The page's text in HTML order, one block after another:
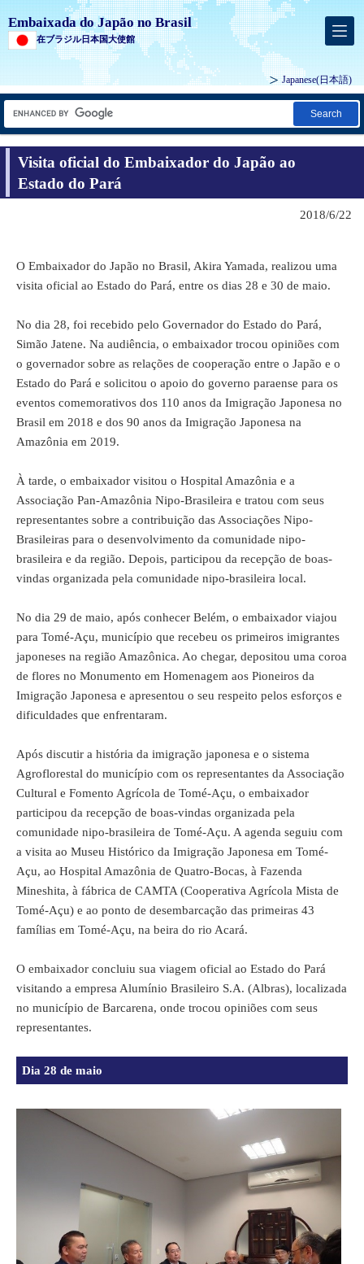
Embaixada do Japão no Brasil
在ブラジル日本国大使館
Japanese(日本語)
Search
Visita oficial do Embaixador do Japão ao
Estado do Pará
2018/6/22
O Embaixador do Japão no Brasil, Akira Yamada, realizou uma
visita oficial ao Estado do Pará, entre os dias 28 e 30 de maio.
No dia 28, foi recebido pelo Governador do Estado do Pará,
Simão Jatene. Na audiência, o embaixador trocou opiniões com
o governador sobre as relações de cooperação entre o Japão e o
Estado do Pará e solicitou o apoio do governo paraense para os
eventos comemorativos dos 110 anos da Imigração Japonesa no
Brasil em 2018 e dos 90 anos da Imigração Japonesa na
Amazônia em 2019.
À tarde, o embaixador visitou o Hospital Amazônia e a
Associação Pan-Amazônia Nipo-Brasileira e tratou com seus
representantes sobre a contribuição das Associações Nipo-
Brasileiras para o desenvolvimento da comunidade nipo-
brasileira e da região. Depois, participou da recepção de boas-
vindas organizada pela comunidade nipo-brasileira local.
No dia 29 de maio, após conhecer Belém, o embaixador viajou
para Tomé-Açu, município que recebeu os primeiros imigrantes
japoneses na região Amazônica. Ao chegar, depositou uma coroa
de flores no Monumento em Homenagem aos Pioneiros da
Imigração Japonesa e apresentou o seu respeito pelos esforços e
dificuldades que enfrentaram.
Após discutir a história da imigração japonesa e o sistema
Agroflorestal do município com os representantes da Associação
Cultural e Fomento Agrícola de Tomé-Açu, o embaixador
participou da recepção de boas-vindas organizada pela
comunidade nipo-brasileira de Tomé-Açu. A agenda seguiu com
a visita ao Museu Histórico da Imigração Japonesa em Tomé-
Açu, ao Hospital Amazônia de Quatro-Bocas, à Fazenda
Mineshita, à fábrica de CAMTA (Cooperativa Agrícola Mista de
Tomé-Açu) e ao ponto de desembarcação das primeiras 43
famílias em Tomé-Açu, na beira do rio Acará.
O embaixador concluiu sua viagem oficial ao Estado do Pará
visitando a empresa Alumínio Brasileiro S.A. (Albras), localizada
no município de Barcarena, onde trocou opiniões com seus
representantes.
Dia 28 de maio